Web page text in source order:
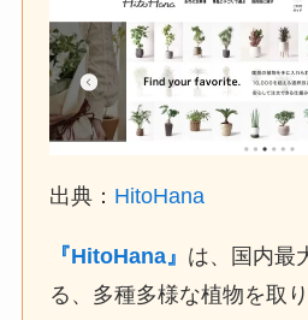
出典： HitoHana
『HitoHana』 は、国内最
る、多種多様な植物を取